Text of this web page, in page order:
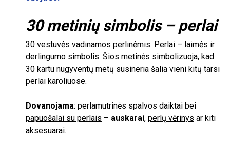
30metinių simbolis – perlai
30 vestuvės vadinamos perlinėmis. Perlai – laimės ir
derlingumo simbolis. Šios metinės simbolizuoja, kad
30 kartu nugyventų metų susineria šalia vieni kitų tarsi
perlai karoliuose.
Dovanojama: perlamutrinės spalvos daiktai bei
papuošalai su perlais – auskarai, perlų vėrinys ar kiti
aksesuarai.